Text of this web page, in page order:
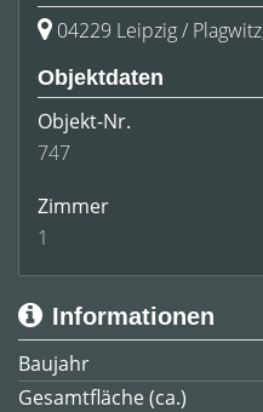
04229 Leipzig /
Objektdaten
Objekt-Nr.
747
Zimmer
1
Informationen
Baujahr
Gesamtfläche (ca.)